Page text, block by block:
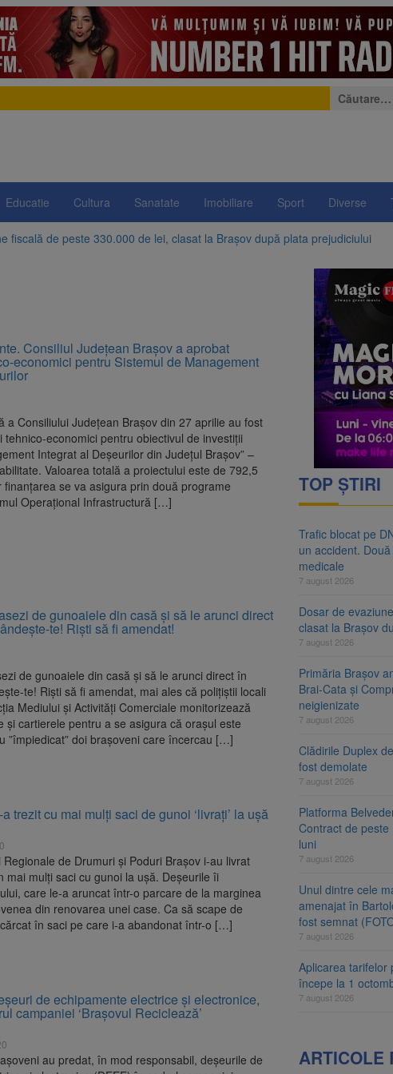
Caută
după:
Educatie Cultura Sanatate Imobiliare Sport Diverse
fiscală de peste 330.000 de lei, clasat la Brașov după plata prejudiciului
cu sistarea plăților către Brai-Cata și Comprest. Motivul: platforme
de pe Tâmpa intră în renovare. Contract de peste 1 milion de lei și termen
mari parcuri ale Brașovului va fi amenajat în Bartolomeu-Avantgarden.
Brașov – Poiana Brașov după un accident. Două persoane primesc
Consiliul Județean Brașov a aprobat
economici pentru Sistemul de Management
a Consiliului Judeţean Braşov din 27 aprilie au fost
tehnico-economici pentru obiectivul de investiții
Integrat al Deșeurilor din Județul Brașov” –
Valoarea totală a proiectului este de 792,5
finanţarea se va asigura prin două programe
Operaţional Infrastructură […]
de gunoaiele din casă și să le arunci direct
te! Riști să fi amendat!
de gunoaiele din casă și să le arunci direct în
te! Riști să fi amendat, mai ales că polițiștii locali
Mediului și Activități Comerciale monitorizează
și cartierele pentru a se asigura că orașul este
”împiedicat” doi brașoveni care încercau […]
trezit cu mai mulți saci de gunoi ‘livrați’ la ușă
de Drumuri și Poduri Brașov i-au livrat
mai mulți saci cu gunoi la ușă. Deșeurile îi
care le-a aruncat într-o parcare de la marginea
din renovarea unei case. Ca să scape de
în saci pe care i-a abandonat într-o […]
de echipamente electrice și electronice,
campaniei ‘Brașovul Reciclează’
au predat, în mod responsabil, deșeurile de
TOP ȘTIRI
Trafic blocat pe
un accident.
medicale
7 august 2026
Dosar de
clasat la Brașov
7 august 2026
Primăria Brașov
Brai-Cata și
neigienizate
7 august 2026
Clădirile Duplex
fost demolate
7 august 2026
Platforma
Contract de
luni
7 august 2026
Unul dintre cele
amenajat în
fost semnat
7 august 2026
Aplicarea tarifelor
începe la 1
7 august 2026
ARTICOLE